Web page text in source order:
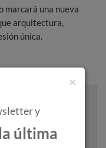
marcará una nueva
arquitectura,
única.
en tu
×
y
la última